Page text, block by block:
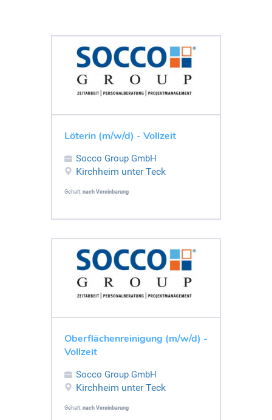
Löterin (m/w/d) - Vollzeit
Socco Group GmbH
Kirchheim unter Teck
Gehalt: nach Vereinbarung
Oberflächenreinigung (m/w/d) -
Vollzeit
Socco Group GmbH
Kirchheim unter Teck
Gehalt: nach Vereinbarung